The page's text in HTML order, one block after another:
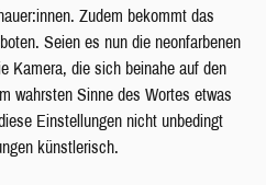
Zudem bekommt das
Seien es nun die neonfarbenen
Kamera, die sich beinahe auf den
wahrsten Sinne des Wortes etwas
Einstellungen nicht unbedingt
künstlerisch.